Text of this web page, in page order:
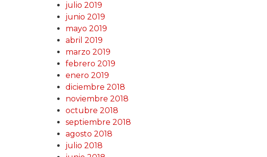
julio 2019
junio 2019
mayo 2019
abril 2019
marzo 2019
febrero 2019
enero 2019
diciembre 2018
noviembre 2018
octubre 2018
septiembre 2018
agosto 2018
julio 2018